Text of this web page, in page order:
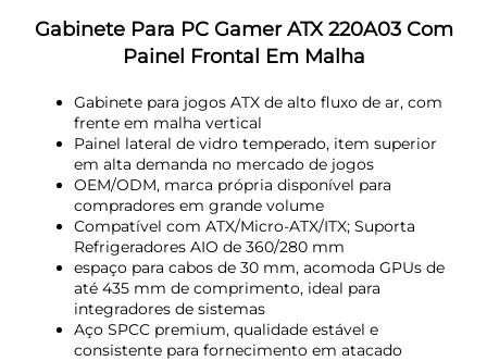
Gabinete Para PC Gamer ATX 220A03 Com
Painel Frontal Em Malha
Gabinete para jogos ATX de alto fluxo de ar, com
frente em malha vertical
Painel lateral de vidro temperado, item superior
em alta demanda no mercado de jogos
OEM/ODM, marca própria disponível para
compradores em grande volume
Compatível com ATX/Micro-ATX/ITX; Suporta
Refrigeradores AIO de 360/280 mm
espaço para cabos de 30 mm, acomoda GPUs de
até 435 mm de comprimento, ideal para
integradores de sistemas
Aço SPCC premium, qualidade estável e
consistente para fornecimento em atacado